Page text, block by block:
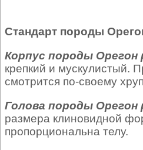
Стандарт породы
Корпус породы Орегон
крепкий и мускулистый.
смотрится по-своему
Голова породы Орегон
размера клиновидной
пропорциональна телу.